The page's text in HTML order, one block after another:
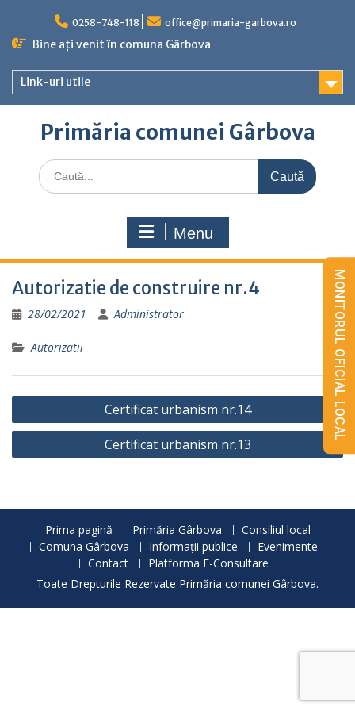
content
0258-748-118 office@primaria-garbova.ro
Bine ați venit în comuna Gârbova
Link-uri utile
Primăria comunei Gârbova
Caută
for:
Menu
Autorizatie de construire nr.4
28/02/2021 Administrator
Autorizatii
Navigare
în
Certificat urbanism nr.14
Certificat urbanism nr.13
Prima pagină Primăria Gârbova
Consiliul local
Comuna Gârbova
Informații publice
Evenimente
Contact
Platforma E-Consultare
Toate Drepturile Rezervate Primăria comunei Gârbova.
MONITORUL OFICIAL LOCAL